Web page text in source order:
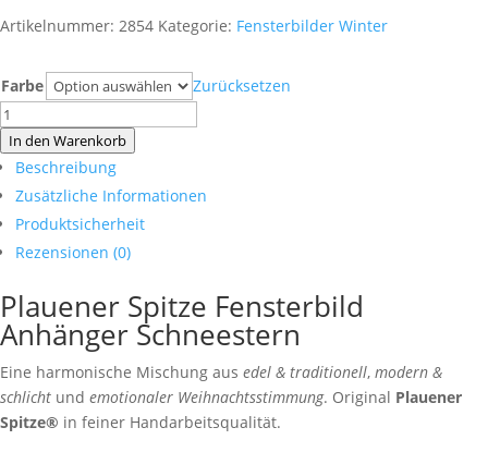
Artikelnummer: 2854 Kategorie: Fensterbilder Winter
Farbe
Zurücksetzen
Plauener
Spitze
Fensterbild
Anhänger
Schneestern
In den Warenkorb
Beschreibung
Zusätzliche Informationen
Produktsicherheit
Rezensionen (0)
Plauener Spitze Fensterbild
Anhänger Schneestern
Eine harmonische Mischung aus edel & traditionell, modern &
schlicht und emotionaler Weihnachtsstimmung. Original Plauener
Spitze® in feiner Handarbeitsqualität.